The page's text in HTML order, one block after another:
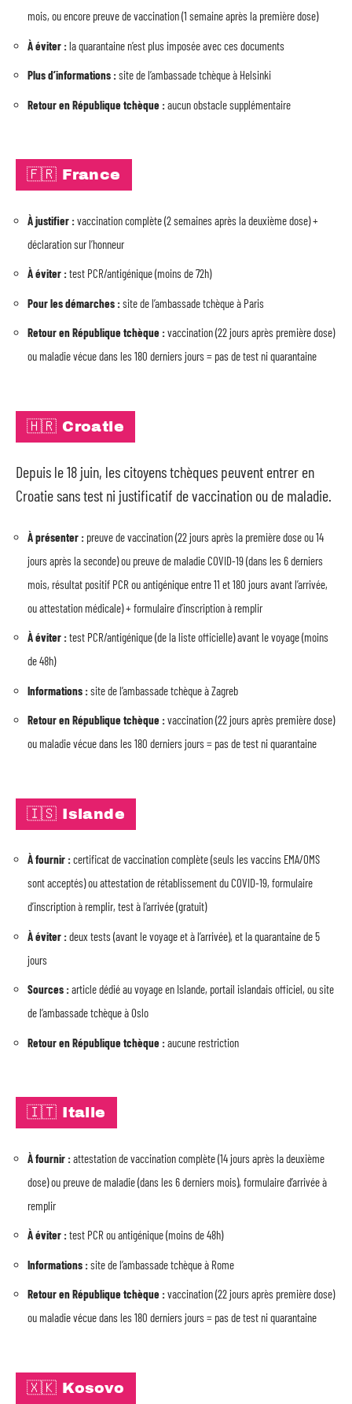
mois, ou encore preuve de vaccination (1 semaine après la première dose)
À éviter :la quarantaine n’est plus imposée avec ces documents
Plus d’informations :site de l’ambassade tchèque à Helsinki
Retour en République tchèque :aucun obstacle supplémentaire
🇫🇷 France
À justifier :vaccination complète (2 semaines après la deuxième dose) +
déclaration sur l’honneur
À éviter :test PCR/antigénique (moins de 72h)
Pour les démarches :site de l’ambassade tchèque à Paris
Retour en République tchèque :vaccination (22 jours après première dose)
ou maladie vécue dans les 180 derniers jours = pas de test ni quarantaine
🇭🇷 Croatie
Depuis le 18 juin, les citoyens tchèques peuvent entrer en
Croatie sans test ni justificatif de vaccination ou de maladie.
À présenter : preuve de vaccination (22 jours après la première dose ou 14
jours après la seconde) ou preuve de maladie COVID-19 (dans les 6 derniers
mois, résultat positif PCR ou antigénique entre 11 et 180 jours avant l’arrivée,
ou attestation médicale) + formulaire d’inscription à remplir
À éviter :test PCR/antigénique (de la liste officielle) avant le voyage (moins
de 48h)
Informations :site de l’ambassade tchèque à Zagreb
Retour en République tchèque :vaccination (22 jours après première dose)
ou maladie vécue dans les 180 derniers jours = pas de test ni quarantaine
🇮🇸 Islande
À fournir :certificat de vaccination complète (seuls les vaccins EMA/OMS
sont acceptés) ou attestation de rétablissement du COVID-19, formulaire
d’inscription à remplir, test à l’arrivée (gratuit)
À éviter :deux tests (avant le voyage et à l’arrivée), et la quarantaine de 5
jours
Sources :article dédié au voyage en Islande, portail islandais officiel, ou site
de l’ambassade tchèque à Oslo
Retour en République tchèque :aucune restriction
🇮🇹 Italie
À fournir :attestation de vaccination complète (14 jours après la deuxième
dose) ou preuve de maladie (dans les 6 derniers mois), formulaire d’arrivée à
remplir
À éviter :test PCR ou antigénique (moins de 48h)
Informations :site de l’ambassade tchèque à Rome
Retour en République tchèque :vaccination (22 jours après première dose)
ou maladie vécue dans les 180 derniers jours = pas de test ni quarantaine
🇽🇰 Kosovo